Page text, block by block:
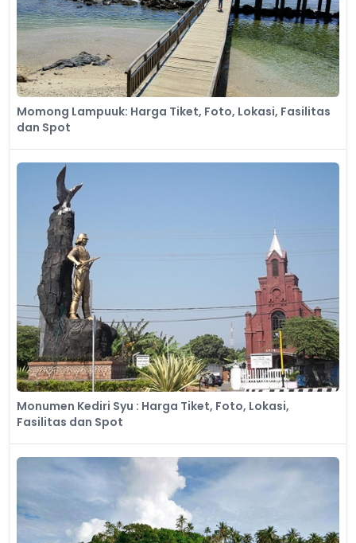
Momong Lampuuk: Harga Tiket, Foto, Lokasi, Fasilitas
dan Spot
Monumen Kediri Syu : Harga Tiket, Foto, Lokasi,
Fasilitas dan Spot